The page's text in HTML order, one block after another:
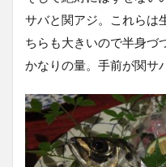
サバと関アジ。これらは
ちらも大きいので半身づ
かなりの量。手前が関サ